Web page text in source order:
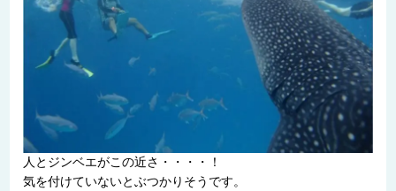
人とジンベエがこの近さ・・・・！
気を付けていないとぶつかりそうです。